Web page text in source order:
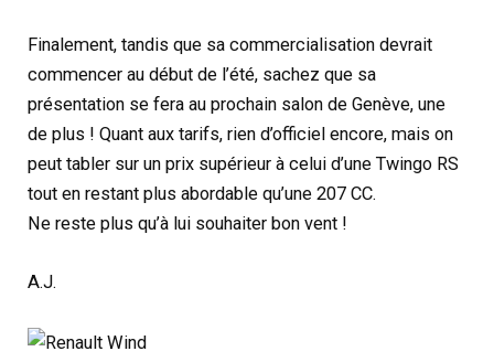
Finalement, tandis que sa commercialisation devrait
commencer au début de l’été, sachez que sa
présentation se fera au prochain salon de Genève, une
de plus ! Quant aux tarifs, rien d’officiel encore, mais on
peut tabler sur un prix supérieur à celui d’une Twingo RS
tout en restant plus abordable qu’une 207 CC.
Ne reste plus qu’à lui souhaiter bon vent !
A.J.